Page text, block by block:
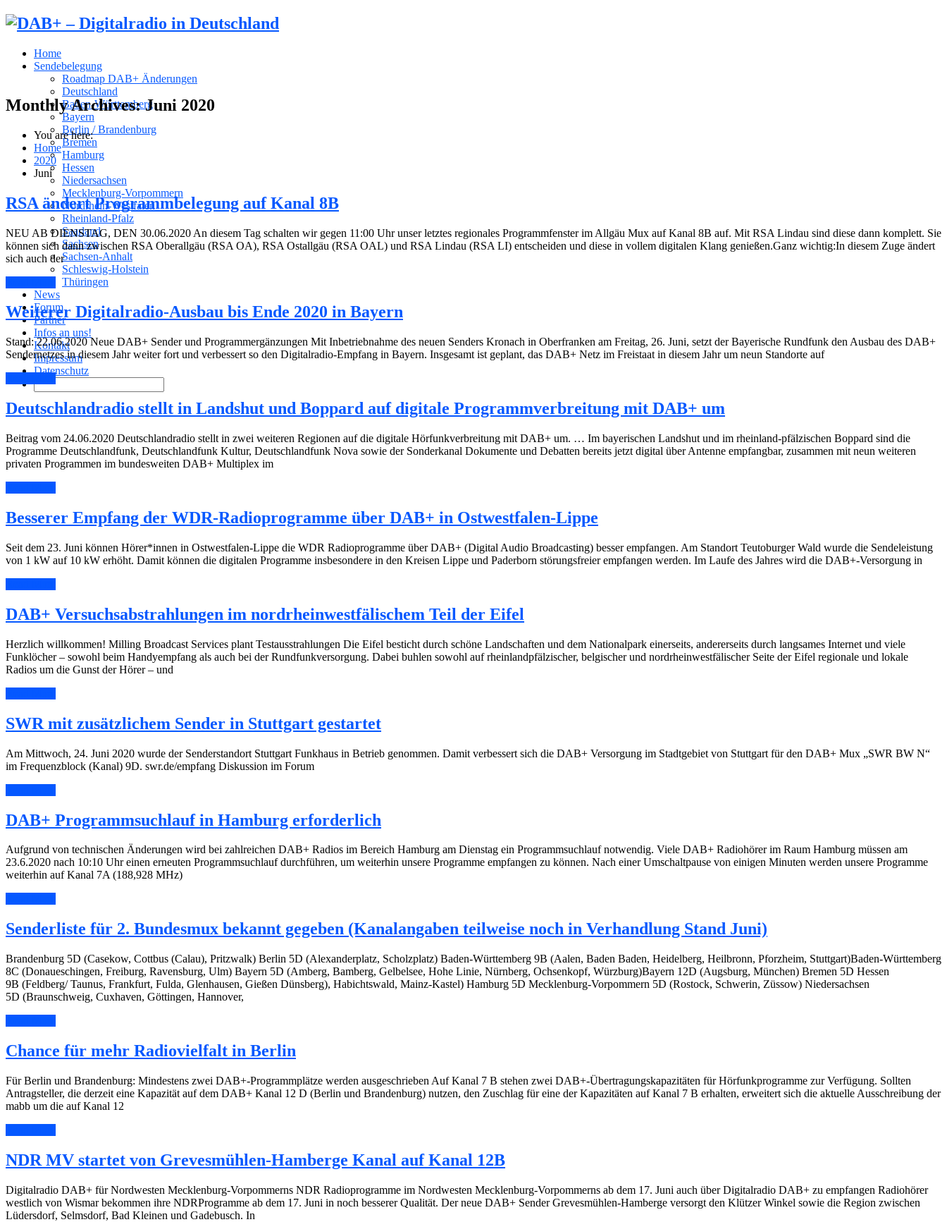
Home
Sendebelegung
Roadmap DAB+ Änderungen
Deutschland
Baden-Württemberg
Bayern
Berlin / Brandenburg
Bremen
Hamburg
Hessen
Niedersachsen
Mecklenburg-Vorpommern
Nordrhein-Westfalen
Rheinland-Pfalz
Saarland
Sachsen
Sachsen-Anhalt
Schleswig-Holstein
Thüringen
News
Forum
Partner
Infos an uns!
Kontakt
Impressum
Datenschutz
Monthly Archives:Juni 2020
You are here:
Home
2020
Juni
RSA ändert Programmbelegung auf Kanal 8B
NEU AB DIENSTAG, DEN 30.06.2020 An diesem Tag schalten wir gegen 11:00 Uhr unser letztes regionales Programmfenster im Allgäu Mux auf Kanal 8B auf. Mit RSA Lindau sind diese dann komplett. Sie
können sich dann zwischen RSA Oberallgäu (RSA OA), RSA Ostallgäu (RSA OAL) und RSA Lindau (RSA LI) entscheiden und diese in vollem digitalen Klang genießen.Ganz wichtig:In diesem Zuge ändert
sich auch der
Weiterer Digitalradio-Ausbau bis Ende 2020 in Bayern
Stand: 22.06.2020 Neue DAB+ Sender und Programmergänzungen Mit Inbetriebnahme des neuen Senders Kronach in Oberfranken am Freitag, 26. Juni, setzt der Bayerische Rundfunk den Ausbau des DAB+
Sendernetzes in diesem Jahr weiter fort und verbessert so den Digitalradio-Empfang in Bayern. Insgesamt ist geplant, das DAB+ Netz im Freistaat in diesem Jahr um neun Standorte auf
Deutschlandradio stellt in Landshut und Boppard auf digitale Programmverbreitung mit DAB+ um
Beitrag vom 24.06.2020 Deutschlandradio stellt in zwei weiteren Regionen auf die digitale Hörfunkverbreitung mit DAB+ um. … Im bayerischen Landshut und im rheinland-pfälzischen Boppard sind die
Programme Deutschlandfunk, Deutschlandfunk Kultur, Deutschlandfunk Nova sowie der Sonderkanal Dokumente und Debatten bereits jetzt digital über Antenne empfangbar, zusammen mit neun weiteren
privaten Programmen im bundesweiten DAB+ Multiplex im
Besserer Empfang der WDR-Radioprogramme über DAB+ in Ostwestfalen-Lippe
Seit dem 23. Juni können Hörer*innen in Ostwestfalen-Lippe die WDR Radioprogramme über DAB+ (Digital Audio Broadcasting) besser empfangen. Am Standort Teutoburger Wald wurde die Sendeleistung
von 1 kW auf 10 kW erhöht. Damit können die digitalen Programme insbesondere in den Kreisen Lippe und Paderborn störungsfreier empfangen werden. Im Laufe des Jahres wird die DAB+-Versorgung in
DAB+ Versuchsabstrahlungen im nordrheinwestfälischem Teil der Eifel
Herzlich willkommen! Milling Broadcast Services plant Testausstrahlungen Die Eifel besticht durch schöne Landschaften und dem Nationalpark einerseits, andererseits durch langsames Internet und viele
Funklöcher – sowohl beim Handyempfang als auch bei der Rundfunkversorgung. Dabei buhlen sowohl auf rheinlandpfälzischer, belgischer und nordrheinwestfälischer Seite der Eifel regionale und lokale
Radios um die Gunst der Hörer – und
SWR mit zusätzlichem Sender in Stuttgart gestartet
Am Mittwoch, 24. Juni 2020 wurde der Senderstandort Stuttgart Funkhaus in Betrieb genommen. Damit verbessert sich die DAB+ Versorgung im Stadtgebiet von Stuttgart für den DAB+ Mux „SWR BW N“
im Frequenzblock (Kanal) 9D. swr.de/empfang Diskussion im Forum
DAB+ Programmsuchlauf in Hamburg erforderlich
Aufgrund von technischen Änderungen wird bei zahlreichen DAB+ Radios im Bereich Hamburg am Dienstag ein Programmsuchlauf notwendig. Viele DAB+ Radiohörer im Raum Hamburg müssen am
23.6.2020 nach 10:10 Uhr einen erneuten Programmsuchlauf durchführen, um weiterhin unsere Programme empfangen zu können. Nach einer Umschaltpause von einigen Minuten werden unsere Programme
weiterhin auf Kanal 7A (188,928 MHz)
Senderliste für 2. Bundesmux bekannt gegeben (Kanalangaben teilweise noch in Verhandlung Stand Juni)
Brandenburg 5D (Casekow, Cottbus (Calau), Pritzwalk) Berlin 5D (Alexanderplatz, Scholzplatz) Baden-Württemberg 9B (Aalen, Baden Baden, Heidelberg, Heilbronn, Pforzheim, Stuttgart)Baden-Württemberg
8C (Donaueschingen, Freiburg, Ravensburg, Ulm) Bayern 5D (Amberg, Bamberg, Gelbelsee, Hohe Linie, Nürnberg, Ochsenkopf, Würzburg)Bayern 12D (Augsburg, München) Bremen 5D Hessen
9B (Feldberg/ Taunus, Frankfurt, Fulda, Glenhausen, Gießen Dünsberg), Habichtswald, Mainz-Kastel) Hamburg 5D Mecklenburg-Vorpommern 5D (Rostock, Schwerin, Züssow) Niedersachsen
5D (Braunschweig, Cuxhaven, Göttingen, Hannover,
Chance für mehr Radiovielfalt in Berlin
Für Berlin und Brandenburg: Mindestens zwei DAB+-Programmplätze werden ausgeschrieben Auf Kanal 7 B stehen zwei DAB+-Übertragungskapazitäten für Hörfunkprogramme zur Verfügung. Sollten
Antragsteller, die derzeit eine Kapazität auf dem DAB+ Kanal 12 D (Berlin und Brandenburg) nutzen, den Zuschlag für eine der Kapazitäten auf Kanal 7 B erhalten, erweitert sich die aktuelle Ausschreibung der
mabb um die auf Kanal 12
NDR MV startet von Grevesmühlen-Hamberge Kanal auf Kanal 12B
Digitalradio DAB+ für Nordwesten Mecklenburg-Vorpommerns NDR Radioprogramme im Nordwesten Mecklenburg-Vorpommerns ab dem 17. Juni auch über Digitalradio DAB+ zu empfangen Radiohörer
westlich von Wismar bekommen ihre NDRProgramme ab dem 17. Juni in noch besserer Qualität. Der neue DAB+ Sender Grevesmühlen-Hamberge versorgt den Klützer Winkel sowie die Region zwischen
Lüdersdorf, Selmsdorf, Bad Kleinen und Gadebusch. In